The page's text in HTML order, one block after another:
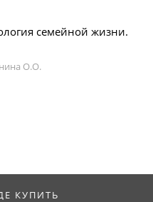
семейной жизни.
О.О.
КУПИТЬ